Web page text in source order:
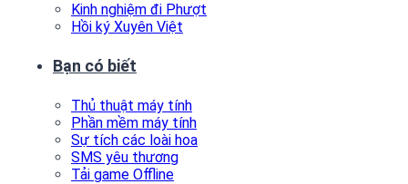
Kinh nghiệm đi Phượt
Hồi ký Xuyên Việt
Bạn có biết
Thủ thuật máy tính
Phần mềm máy tính
Sự tích các loài hoa
SMS yêu thương
Tải game Offline